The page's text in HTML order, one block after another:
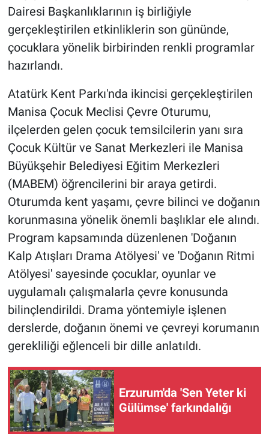
Dairesi Başkanlıklarının iş birliğiyle
gerçekleştirilen etkinliklerin son gününde,
çocuklara yönelik birbirinden renkli programlar
hazırlandı.
Atatürk Kent Parkı'nda ikincisi gerçekleştirilen
Manisa Çocuk Meclisi Çevre Oturumu,
ilçelerden gelen çocuk temsilcilerin yanı sıra
Çocuk Kültür ve Sanat Merkezleri ile Manisa
Büyükşehir Belediyesi Eğitim Merkezleri
(MABEM) öğrencilerini bir araya getirdi.
Oturumda kent yaşamı, çevre bilinci ve doğanın
korunmasına yönelik önemli başlıklar ele alındı.
Program kapsamında düzenlenen 'Doğanın
Kalp Atışları Drama Atölyesi' ve 'Doğanın Ritmi
Atölyesi' sayesinde çocuklar, oyunlar ve
uygulamalı çalışmalarla çevre konusunda
bilinçlendirildi. Drama yöntemiyle işlenen
derslerde, doğanın önemi ve çevreyi korumanın
gerekliliği eğlenceli bir dille anlatıldı.
Erzurum'da 'Sen Yeter ki
Gülümse' farkındalığı